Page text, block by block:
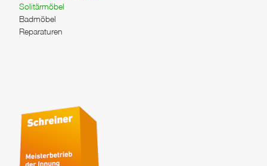
Solitärmöbel
Badmöbel
Reparaturen